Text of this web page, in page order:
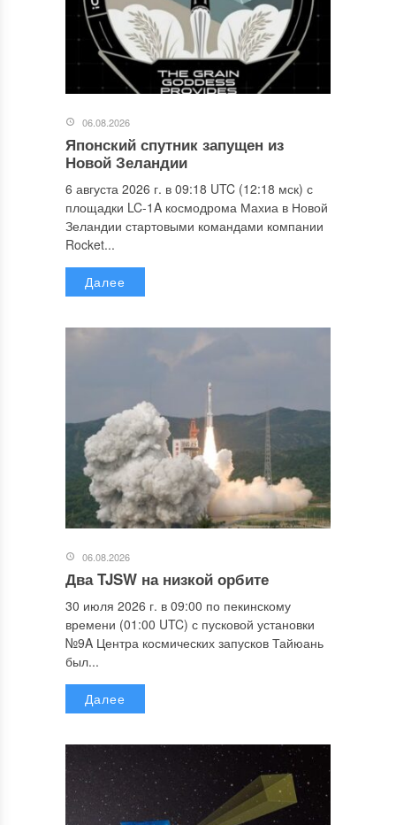
06.08.2026
Японский спутник запущен из
Новой Зеландии
6 августа 2026 г. в 09:18 UTC (12:18 мск) с
площадки LC-1A космодрома Махиа в Новой
Зеландии стартовыми командами компании
Rocket...
Далее
06.08.2026
Два TJSW на низкой орбите
30 июля 2026 г. в 09:00 по пекинскому
времени (01:00 UTC) с пусковой установки
№9A Центра космических запусков Тайюань
был...
Далее